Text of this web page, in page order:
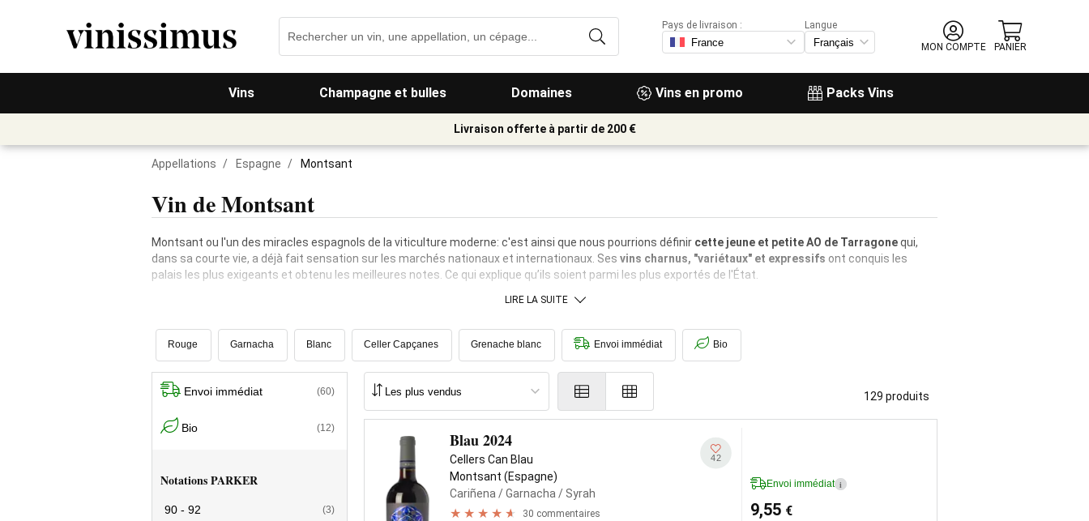
Vins Champagne et bulles Domaines Vins en promo Packs Vins
Pays de livraison :
Langue
MON COMPTE
PANIER
Livraison offerte à partir de 200 €
Appellations / Espagne / Montsant
Vin de Montsant
Montsant ou l'un des miracles espagnols de la viticulture moderne: c'est ainsi que nous pourrions définir cette jeune et petite AO de Tarragonequi,
dans sa courte vie, a déjà fait sensation sur les marchés nationaux et internationaux. Ses vins charnus, "variétaux" et expressifs ont conquis les
palais les plus exigeants et obtenu les meilleures notes. Ce qui explique qu’ils soient parmi les plus exportés de l'État.
LIRE LA SUITE
Rouge Garnacha Blanc Celler Capçanes Grenache blanc Envoi immédiat Bio
Envoi immédiat (60)
Bio (12)
Notations PARKER
90 - 92 (3)
129 produits
Blau 2024
Cellers Can Blau
Montsant (Espagne)
Cariñena / Garnacha / Syrah
30 commentaires
42
Envoi immédiat i
9,55 €